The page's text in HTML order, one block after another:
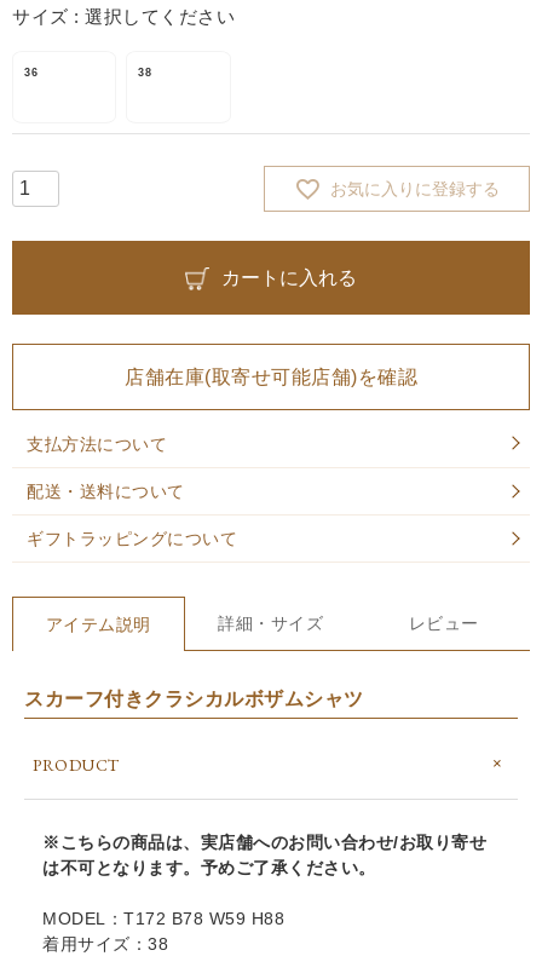
サイズ 選択してください
36 38
お気に入りに登録する
カートに入れる
店舗在庫(取寄せ可能店舗)を確認
支払方法について
配送・送料について
ギフトラッピングについて
アイテム説明 詳細・サイズ レビュー
スカーフ付きクラシカルボザムシャツ
PRODUCT
※こちらの商品は、実店舗へのお問い合わせ/お取り寄せ
は不可となります。予めご了承ください。
MODEL：T172 B78 W59 H88
着用サイズ：38